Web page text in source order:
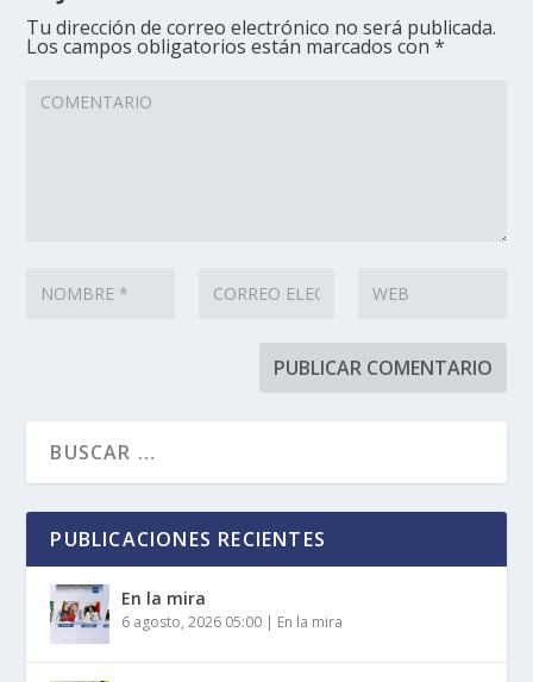
Tu dirección de correo electrónico no será publicada.
Los campos obligatorios están marcados con*
PUBLICACIONES RECIENTES
En la mira
6 agosto, 2026 05:00 | En la mira